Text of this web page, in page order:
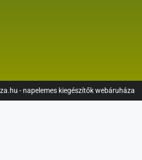
- napelemes kiegészítők webáruháza